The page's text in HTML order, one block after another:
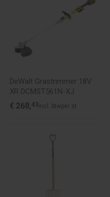
DeWalt Grastrimmer 18V
XR DCMST561N-XJ
€ 268,43 incl. btwper st